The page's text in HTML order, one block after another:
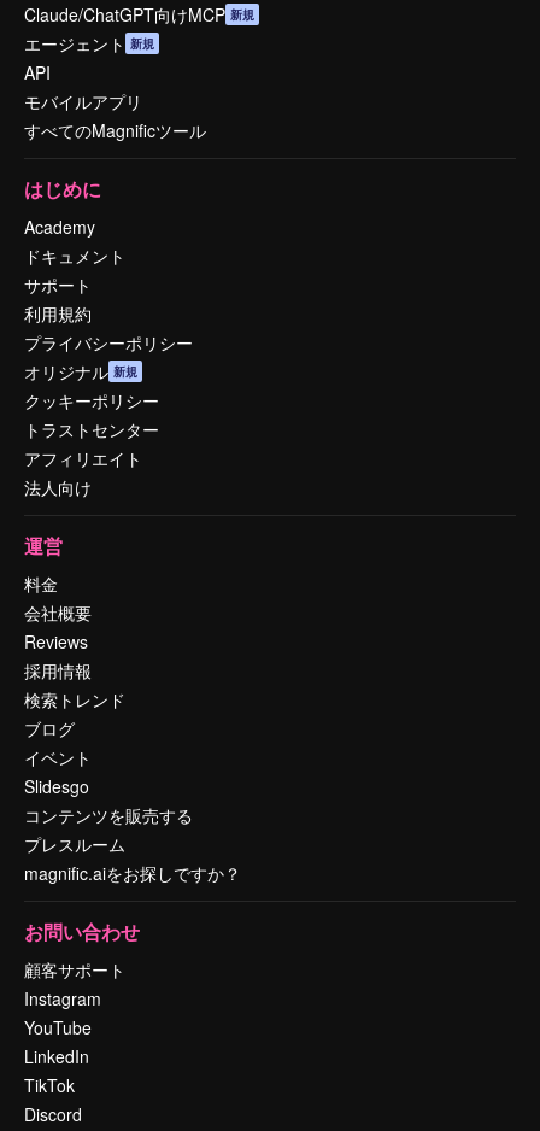
Claude/ChatGPT向けMCP 新規
エージェント 新規
API
モバイルアプリ
すべてのMagnificツール
はじめに
Academy
ドキュメント
サポート
利用規約
プライバシーポリシー
オリジナル 新規
クッキーポリシー
トラストセンター
アフィリエイト
法人向け
運営
料金
会社概要
Reviews
採用情報
検索トレンド
ブログ
イベント
Slidesgo
コンテンツを販売する
プレスルーム
magnific.aiをお探しですか？
お問い合わせ
顧客サポート
Instagram
YouTube
LinkedIn
TikTok
Discord